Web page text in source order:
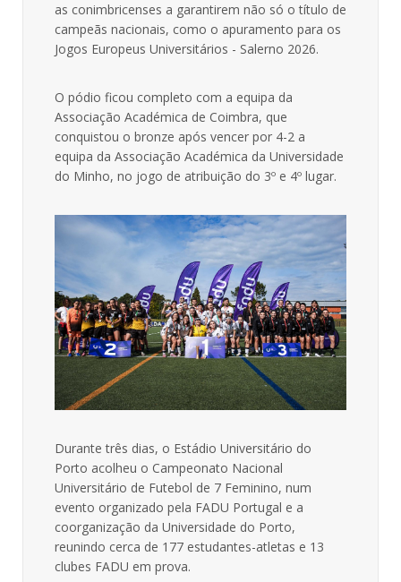
as conimbricenses a garantirem não só o título de
campeãs nacionais, como o apuramento para os
Jogos Europeus Universitários - Salerno 2026.
O pódio ficou completo com a equipa da
Associação Académica de Coimbra, que
conquistou o bronze após vencer por 4-2 a
equipa da Associação Académica da Universidade
do Minho, no jogo de atribuição do 3º e 4º lugar.
Durante três dias, o Estádio Universitário do
Porto acolheu o Campeonato Nacional
Universitário de Futebol de 7 Feminino, num
evento organizado pela FADU Portugal e a
coorganização da Universidade do Porto,
reunindo cerca de 177 estudantes-atletas e 13
clubes FADU em prova.